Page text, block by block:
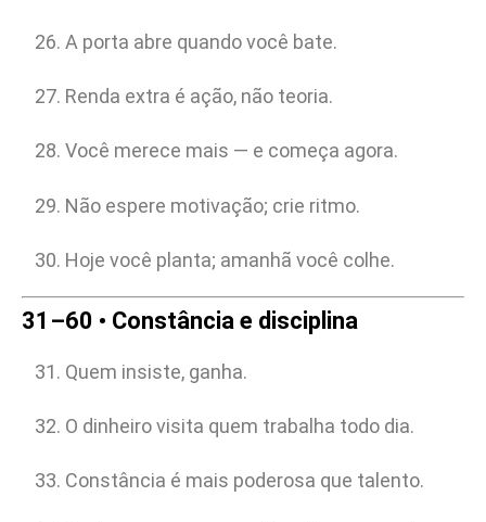
A porta abre quando você bate.
Renda extra é ação, não teoria.
Você merece mais — e começa agora.
Não espere motivação; crie ritmo.
Hoje você planta; amanhã você colhe.
31–60 • Constância e disciplina
Quem insiste, ganha.
O dinheiro visita quem trabalha todo dia.
Constância é mais poderosa que talento.